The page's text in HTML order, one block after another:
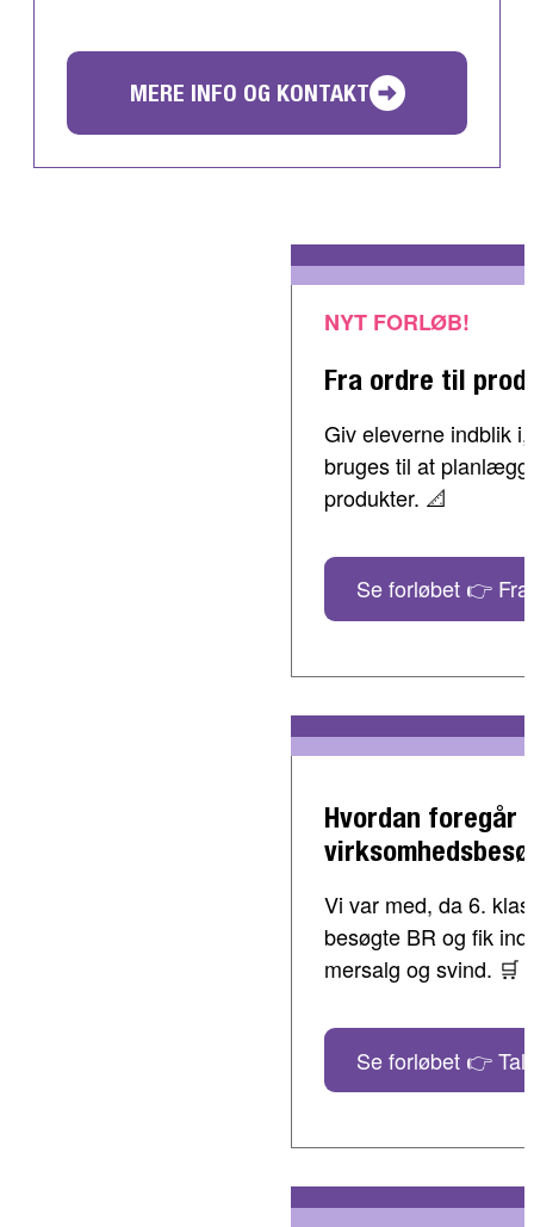
MERE INFO OG KONTAKT
NYT FORLØB!
Fra ordre til
Giv eleverne indblik
bruges til at
produkter. 📐
Se forløbet 👉
Hvordan foregår
Vi var med, da 6.
besøgte BR og fik
mersalg og svind. 🛒
Se forløbet 👉 Tal